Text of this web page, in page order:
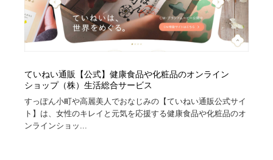
ていねい通販【公式】健康食品や化粧品のオンライン
ショップ（株）生活総合サービス
すっぽん小町や高麗美人でおなじみの【ていねい通販公式サイ
ト】は、女性のキレイと元気を応援する健康食品や化粧品のオ
ンラインショッ...